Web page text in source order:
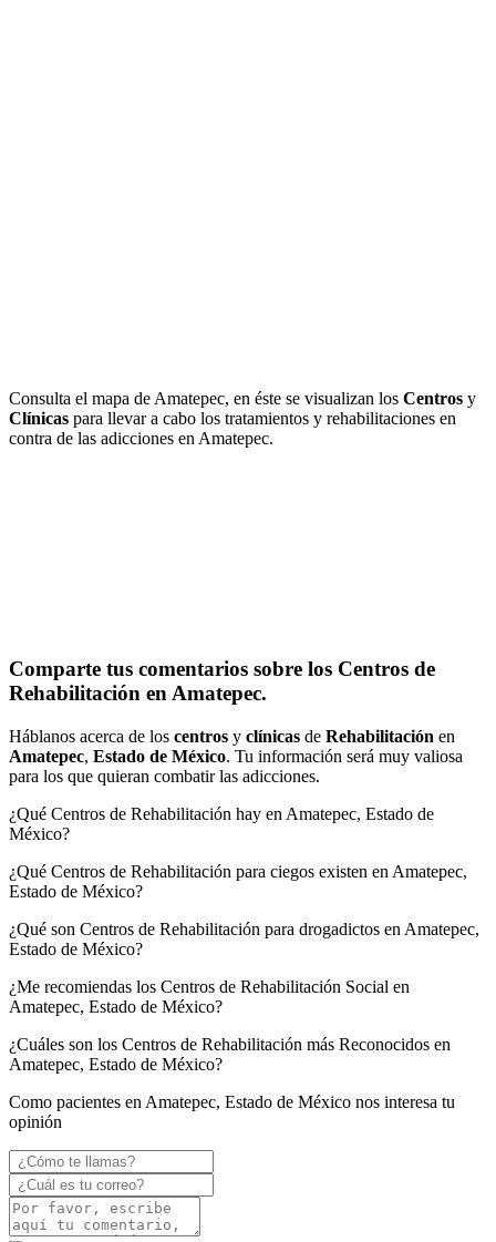
Consulta el mapa de Amatepec, en éste se visualizan los Centros y
Clínicas para llevar a cabo los tratamientos y rehabilitaciones en
contra de las adicciones en Amatepec.
Comparte tus comentarios sobre los Centros de
Rehabilitación en Amatepec.
Háblanos acerca de los centros y clínicas de Rehabilitación en
Amatepec, Estado de México. Tu información será muy valiosa
para los que quieran combatir las adicciones.
¿Qué Centros de Rehabilitación hay en Amatepec, Estado de
México?
¿Qué Centros de Rehabilitación para ciegos existen en Amatepec,
Estado de México?
¿Qué son Centros de Rehabilitación para drogadictos en Amatepec,
Estado de México?
¿Me recomiendas los Centros de Rehabilitación Social en
Amatepec, Estado de México?
¿Cuáles son los Centros de Rehabilitación más Reconocidos en
Amatepec, Estado de México?
Como pacientes en Amatepec, Estado de México nos interesa tu
opinión